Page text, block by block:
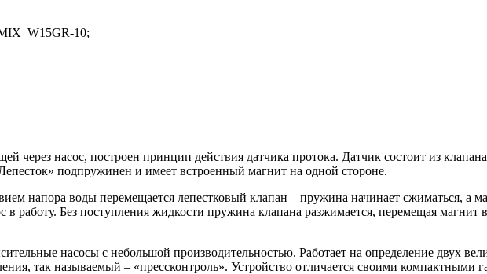
W15GR-10;
через насос, построен принцип действия датчика протока. Датчик состоит из
подпружинен и имеет встроенный магнит на одной стороне.
напора воды перемещается лепестковый клапан – пружина начинает сжиматься, а
в работу. Без поступления жидкости пружина клапана разжимается, перемещая
насосы с небольшой производительностью. Работает на определение двух
так называемый – «прессконтроль». Устройство отличается своими компактными